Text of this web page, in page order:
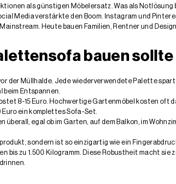
als günstigen Möbelersatz. Was als Notlösung
Media verstärkte den Boom. Instagram und
Heute bauen Familien, Rentner und
bauen sollte
der Müllhalde. Jede wiederverwendete Palette
beim Entspannen.
8-15 Euro. Hochwertige Gartenmöbel kosten oft
ein komplettes Sofa-Set.
überall, egal ob im Garten, auf dem Balkon, im
sondern ist so einzigartig wie ein
bis zu 1.500 Kilogramm. Diese Robustheit macht sie